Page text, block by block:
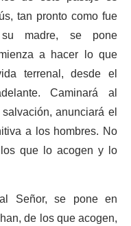
tan pronto como fue
madre, se pone
a hacer lo que
terrenal, desde el
Caminará al
anunciará el
a los hombres. No
que lo acogen y lo
Señor, se pone en
de los que acogen,